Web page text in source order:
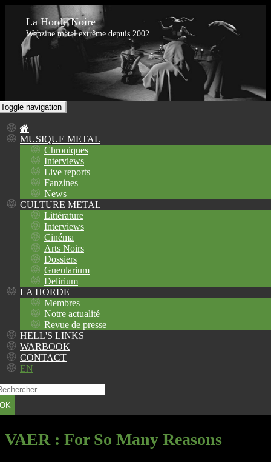
La Horde Noire
Webzine metal extrême depuis 2002
Toggle navigation
MUSIQUE METAL
Chroniques
Interviews
Live reports
Fanzines
News
CULTURE METAL
Littérature
Interviews
Cinéma
Arts Noirs
Dossiers
Gueularium
Delirium
LA HORDE
Membres
Notre actualité
Revue de presse
HELL'S LINKS
WARBOOK
CONTACT
EN
OK
VAER : For So Many Reasons